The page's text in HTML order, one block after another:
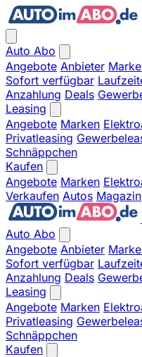
Auto Abo
Angebote Anbieter
Sofort verfügbar
Anzahlung Deals
Leasing
Angebote Marken
Privatleasing
Schnäppchen
Kaufen
Angebote Marken
Verkaufen Autos Magazin
Auto Abo
Angebote Anbieter
Sofort verfügbar
Anzahlung Deals
Leasing
Angebote Marken
Privatleasing
Schnäppchen
Kaufen